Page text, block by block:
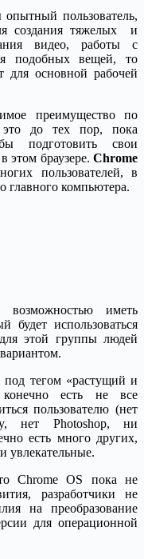
пользователь,
создания тяжелых и
видео, работы с
подобных вещей, то
для основной рабочей
преимущество по
это до тех пор, пока
подготовить свои
этом браузере. Chrome
пользователей, в
главного компьютера.
возможностью иметь
будет использоваться
этой группы людей
под тегом «растущий и
есть не все
пользователю (нет
нет Photoshop, ни
есть много других,
увлекательные.
Chrome OS пока не
разработчики не
на преобразование
для операционной